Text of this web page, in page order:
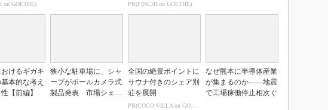
on GOETHE) PR(FINCHI on GOETHE)
けるギガキ
本的な考え
【前編】
狭小な駐車場に、シャ
ープがポールカメラ式
製品発表 市場シェア
全国の絶景ポイントに
サウナ付きのシェア別
荘を展開
PR(COCO VILLA on GOETHE)
なぜ熊本に半導体産業
が集まるのか――地震
で工場稼働停止相次ぐ